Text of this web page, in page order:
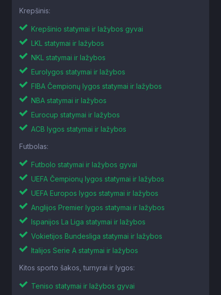
Krepšinis:
Krepšinio statymai ir lažybos gyvai
LKL statymai ir lažybos
NKL statymai ir lažybos
Eurolygos statymai ir lažybos
FIBA Čempionų lygos statymai ir lažybos
NBA statymai ir lažybos
Eurocup statymai ir lažybos
ACB lygos statymai ir lažybos
Futbolas:
Futbolo statymai ir lažybos gyvai
UEFA Čempionų lygos statymai ir lažybos
UEFA Europos lygos statymai ir lažybos
Anglijos Premier lygos statymai ir lažybos
Ispanijos La Liga statymai ir lažybos
Vokietijos Bundesliga statymai ir lažybos
Italijos Serie A statymai ir lažybos
Kitos sporto šakos, turnyrai ir lygos:
Teniso statymai ir lažybos gyvai